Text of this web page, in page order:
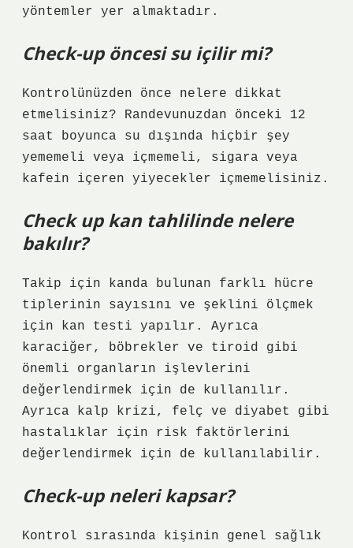
yöntemler yer almaktadır.
Check-up öncesi su içilir mi?
Kontrolünüzden önce nelere dikkat
etmelisiniz? Randevunuzdan önceki 12
saat boyunca su dışında hiçbir şey
yememeli veya içmemeli, sigara veya
kafein içeren yiyecekler içmemelisiniz.
Check up kan tahlilinde nelere
bakılır?
Takip için kanda bulunan farklı hücre
tiplerinin sayısını ve şeklini ölçmek
için kan testi yapılır. Ayrıca
karaciğer, böbrekler ve tiroid gibi
önemli organların işlevlerini
değerlendirmek için de kullanılır.
Ayrıca kalp krizi, felç ve diyabet gibi
hastalıklar için risk faktörlerini
değerlendirmek için de kullanılabilir.
Check-up neleri kapsar?
Kontrol sırasında kişinin genel sağlık